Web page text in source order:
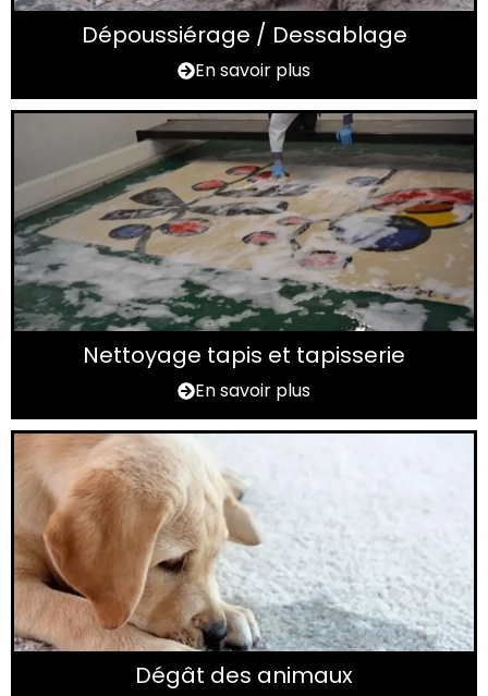
Dépoussiérage / Dessablage
En savoir plus
Nettoyage tapis et tapisserie
En savoir plus
Dégât des animaux